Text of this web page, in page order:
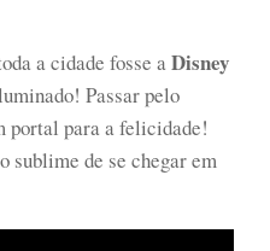
a cidade fosse aDisney
Passar pelo
portal para a felicidade!
sublime de se chegar em